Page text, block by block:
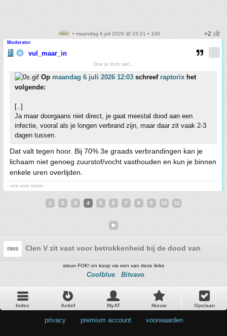
• maandag 6 juli 2026 @ 15:21 • 100
Moderator
vul_maar_in
Doe je toch wel...
Op maandag 6 juli 2026 12:03 schreef raptorix het
volgende:
[..]
Ja maar doorgaans niet direct, je gaat meestal dood aan een
infectie, vooral als je longen verbrand zijn, maar daar zit vaak 2-3
dagen tussen.
Dat valt tegen hoor. Bij 70% 3e graads verbrandingen kan je
lichaam niet genoeg zuurstof/vocht vasthouden en kun je binnen
enkele uren overlijden.
- vmi voor intimi -
1 2 3 4 5 6 7 8 9 10 11
nws Clen V zit vast voor betrokkenheid bij de dood van zijn
steun FOK! en koop via een van deze links
Coolblue Bitvavo
Index Actief MyAT Nieuw Opslaan
privacy premium account voorwaarden